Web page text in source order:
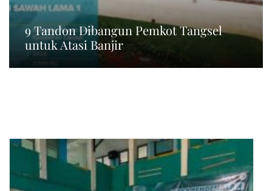
9 Tandon Dibangun Pemkot Tangsel
untuk Atasi Banjir